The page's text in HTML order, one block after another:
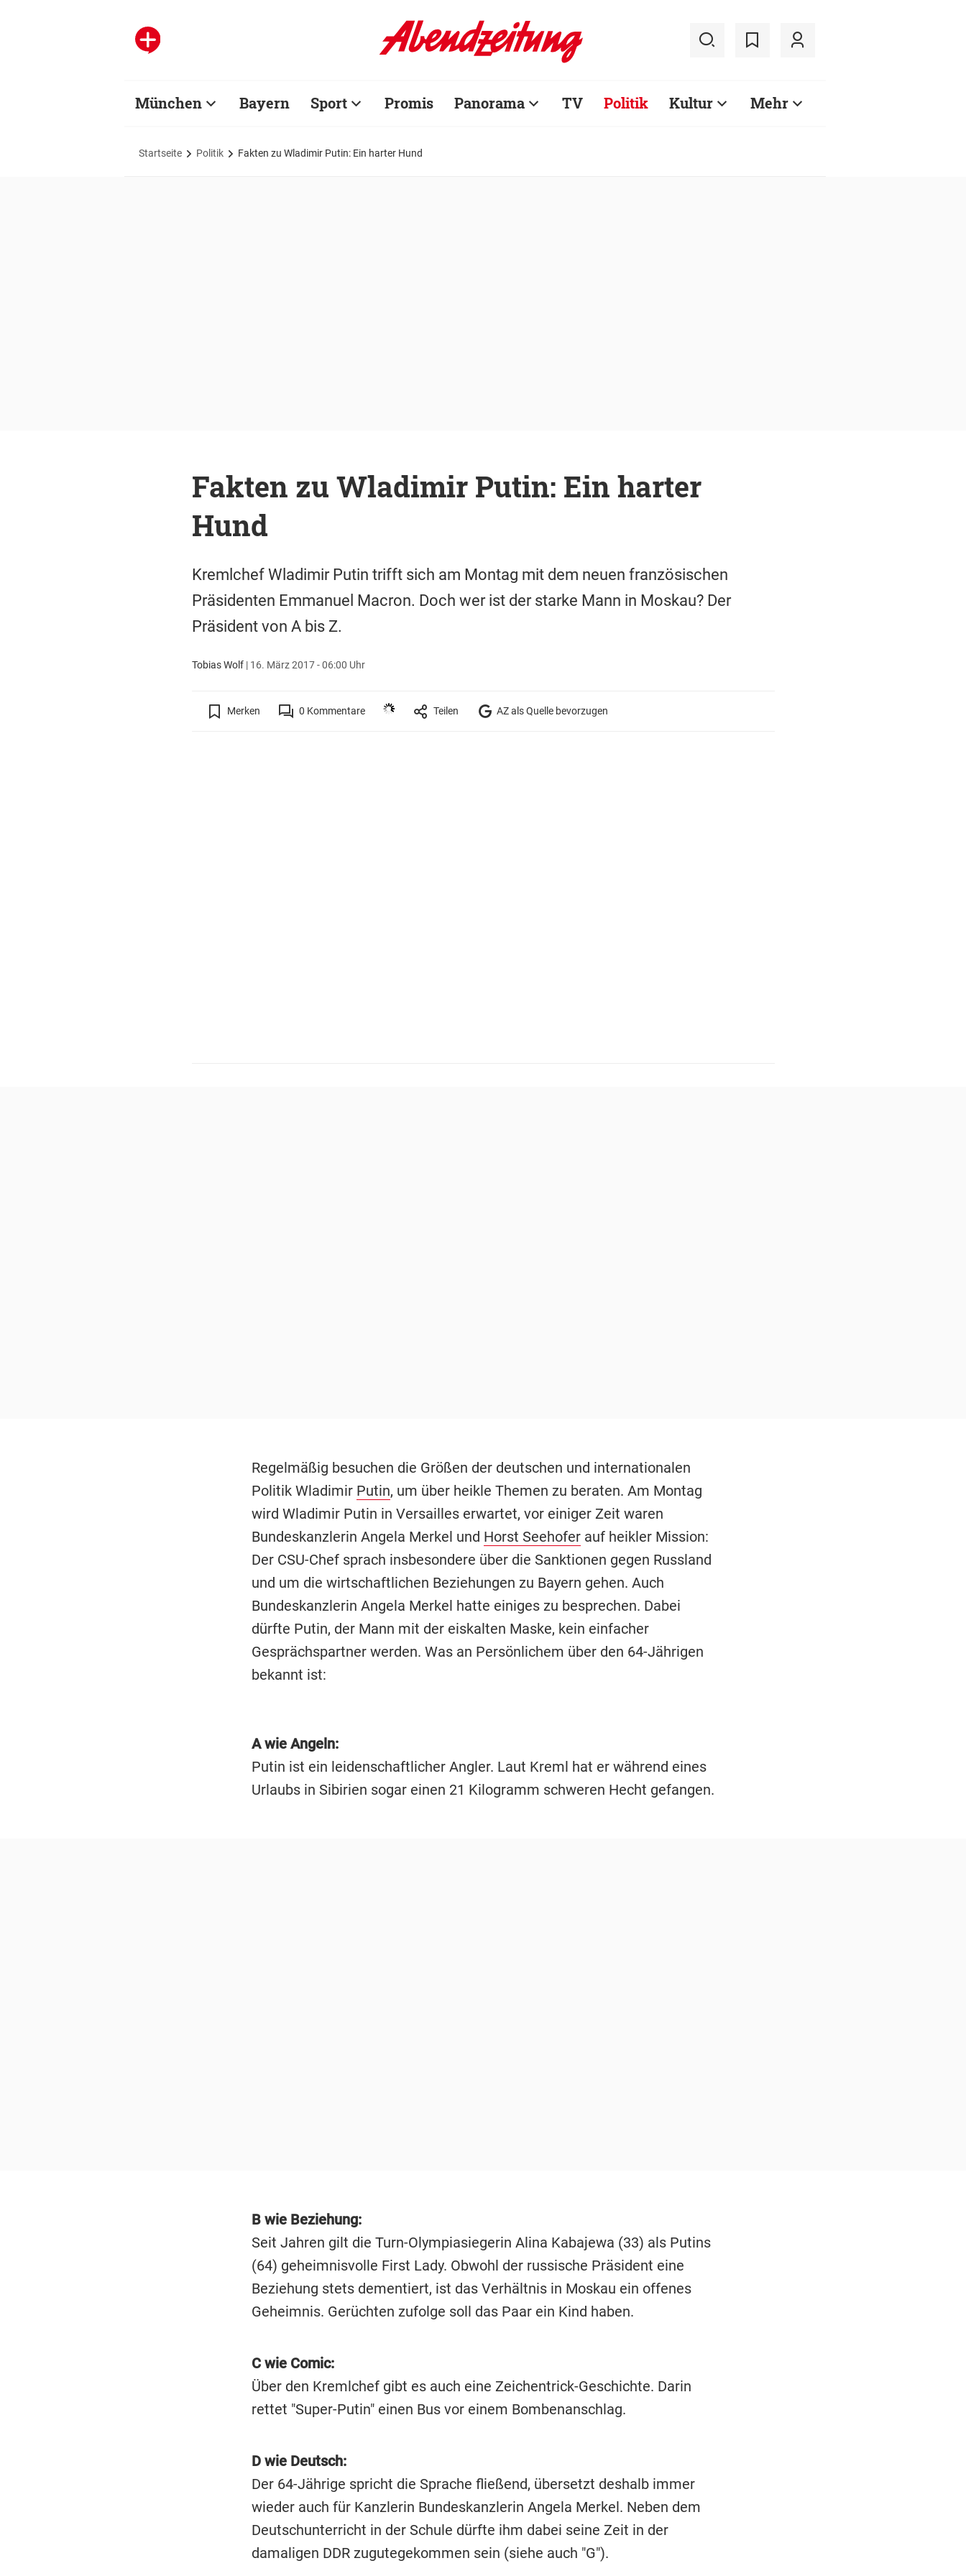
München Bayern Sport Promis Panorama TV Politik Kultur Mehr
Startseite Politik Fakten zu Wladimir Putin: Ein harter Hund
Fakten zu Wladimir Putin: Ein harter
Hund
Kremlchef Wladimir Putin trifft sich am Montag mit dem neuen französischen
Präsidenten Emmanuel Macron. Doch wer ist der starke Mann in Moskau? Der
Präsident von A bis Z.
Tobias Wolf| 16. März 2017 - 06:00 Uhr
Merken 0 Kommentare Teilen AZ als Quelle bevorzugen
Regelmäßig besuchen die Größen der deutschen und internationalen
Politik Wladimir Putin, um über heikle Themen zu beraten. Am Montag
wird Wladimir Putin in Versailles erwartet, vor einiger Zeit waren
Bundeskanzlerin Angela Merkel und Horst Seehoferauf heikler Mission:
Der CSU-Chef sprach insbesondere über die Sanktionen gegen Russland
und um die wirtschaftlichen Beziehungen zu Bayern gehen. Auch
Bundeskanzlerin Angela Merkel hatte einiges zu besprechen. Dabei
dürfte Putin, der Mann mit der eiskalten Maske, kein einfacher
Gesprächspartner werden. Was an Persönlichem über den 64-Jährigen
bekannt ist:
A wie Angeln:
Putin ist ein leidenschaftlicher Angler. Laut Kreml hat er während eines
Urlaubs in Sibirien sogar einen 21 Kilogramm schweren Hecht gefangen.
B wie Beziehung:
Seit Jahren gilt die Turn-Olympiasiegerin Alina Kabajewa (33) als Putins
(64) geheimnisvolle First Lady. Obwohl der russische Präsident eine
Beziehung stets dementiert, ist das Verhältnis in Moskau ein offenes
Geheimnis. Gerüchten zufolge soll das Paar ein Kind haben.
C wie Comic:
Über den Kremlchef gibt es auch eine Zeichentrick-Geschichte. Darin
rettet "Super-Putin" einen Bus vor einem Bombenanschlag.
D wie Deutsch:
Der 64-Jährige spricht die Sprache fließend, übersetzt deshalb immer
wieder auch für Kanzlerin Bundeskanzlerin Angela Merkel. Neben dem
Deutschunterricht in der Schule dürfte ihm dabei seine Zeit in der
damaligen DDR zugutegekommen sein (siehe auch "G").